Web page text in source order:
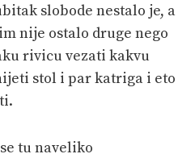
slobode nestalo je, a
nije ostalo druge nego
rivicu vezati kakvu
stol i par katriga i eto
tu naveliko